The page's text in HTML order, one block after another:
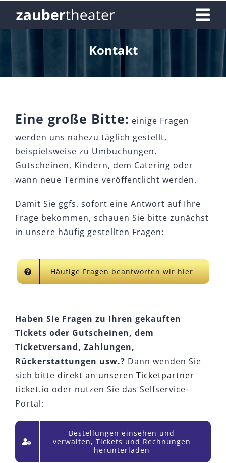
Termine & Tickets
Exklusivbuchung
Fragen
Kontakt
Eine große Bitte: einige Fragen
werden uns nahezu täglich gestellt,
beispielsweise zu Umbuchungen,
Gutscheinen, Kindern, dem Catering oder
wann neue Termine veröffentlicht werden.
Damit Sie ggfs. sofort eine Antwort auf Ihre
Frage bekommen, schauen Sie bitte zunächst
in unsere häufig gestellten Fragen:
Häufige Fragen beantworten wir hier
Haben Sie Fragen zu Ihren gekauften
Tickets oder Gutscheinen, dem
Ticketversand, Zahlungen,
Rückerstattungen usw.? Dann wenden Sie
sich bitte direkt an unseren Ticketpartner
ticket.io oder nutzen Sie das Selfservice-
Portal:
Bestellungen einsehen und
verwalten, Tickets und Rechnungen
herunterladen